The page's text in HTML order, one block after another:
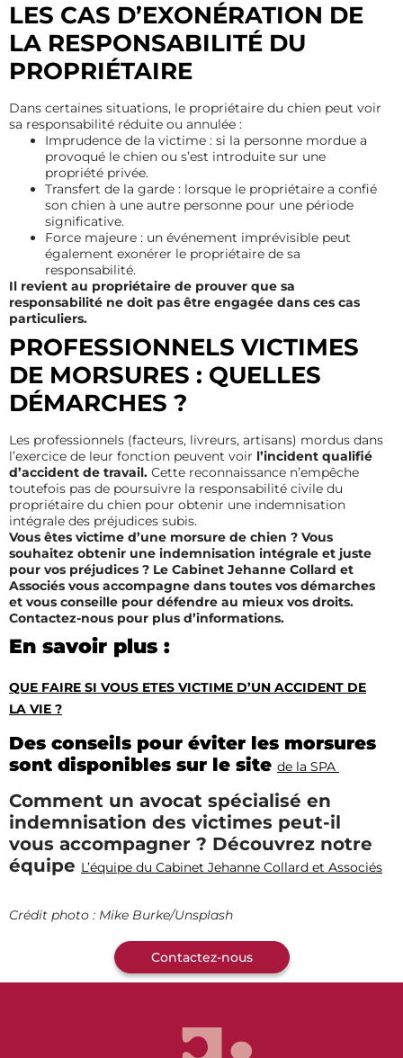
LES CAS D’EXONÉRATION DE
LA RESPONSABILITÉ DU
PROPRIÉTAIRE
Dans certaines situations, le propriétaire du chien peut voir
sa responsabilité réduite ou annulée :
Imprudence de la victime : si la personne mordue a
provoqué le chien ou s’est introduite sur une
propriété privée.
Transfert de la garde : lorsque le propriétaire a confié
son chien à une autre personne pour une période
significative.
Force majeure : un événement imprévisible peut
également exonérer le propriétaire de sa
responsabilité.
Il revient au propriétaire de prouver que sa
responsabilité ne doit pas être engagée dans ces cas
particuliers.
PROFESSIONNELS VICTIMES
DE MORSURES : QUELLES
DÉMARCHES ?
Les professionnels (facteurs, livreurs, artisans) mordus dans
l’exercice de leur fonction peuvent voir l’incident qualifié
d’accident de travail. Cette reconnaissance n’empêche
toutefois pas de poursuivre la responsabilité civile du
propriétaire du chien pour obtenir une indemnisation
intégrale des préjudices subis.
Vous êtes victime d’une morsure de chien ? Vous
souhaitez obtenir une indemnisation intégrale et juste
pour vos préjudices ? Le Cabinet Jehanne Collard et
Associés vous accompagne dans toutes vos démarches
et vous conseille pour défendre au mieux vos droits.
Contactez-nous pour plus d’informations.
En savoir plus :
QUE FAIRE SI VOUS ETES VICTIME D’UN ACCIDENT DE
LA VIE ?
Des conseils pour éviter les morsures
sont disponibles sur le site de la SPA
Comment un avocat spécialisé en
indemnisation des victimes peut-il
vous accompagner ? Découvrez notre
équipe L’équipe du Cabinet Jehanne Collard et Associés
Crédit photo : Mike Burke/Unsplash
Contactez-nous